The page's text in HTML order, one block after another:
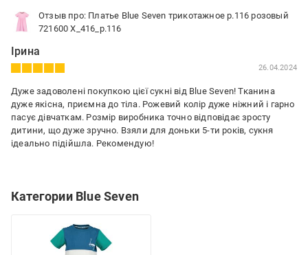
Отзыв про: Платье Blue Seven трикотажное р.116 розовый
721600 X_416_р.116
Ірина
26.04.2024
Дуже задоволені покупкою цієї сукні від Blue Seven! Тканина
дуже якісна, приємна до тіла. Рожевий колір дуже ніжний і гарно
пасує дівчаткам. Розмір виробника точно відповідає зросту
дитини, що дуже зручно. Взяли для доньки 5-ти років, сукня
ідеально підійшла. Рекомендую!
Недостатки:
Категории Blue Seven